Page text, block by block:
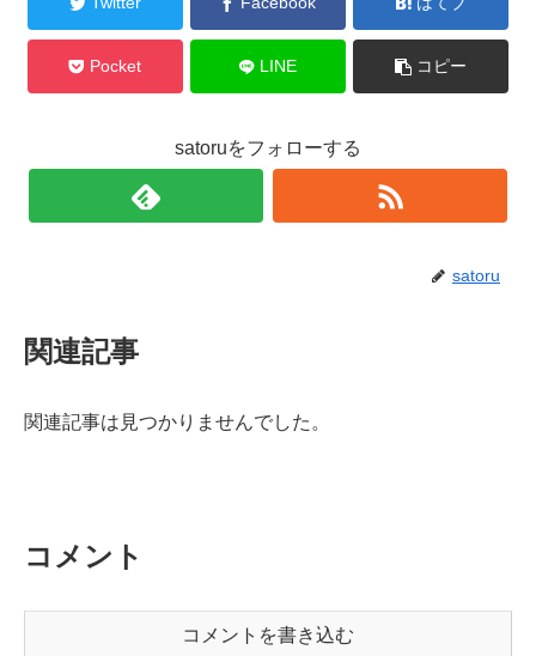
Pocket LINE コピー
satoruをフォローする
satoru
関連記事
関連記事は見つかりませんでした。
コメント
コメントを書き込む